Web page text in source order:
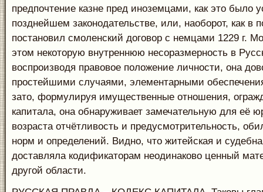
предпочтение казне пред иноземцами, как это было
позднейшем законодательстве, или, наоборот, как в
постановил смоленский договор с немцами 1229 г.
этом некоторую внутреннюю несоразмерность в
воспроизводя правовое положение личности, она
простейшими случаями, элементарными
зато, формулируя имущественные отношения,
капитала, она обнаруживает замечательную для её
возраста отчётливость и предусмотрительность,
норм и определений. Видно, что житейская и
доставляла кодификаторам неодинаково ценный
другой области.